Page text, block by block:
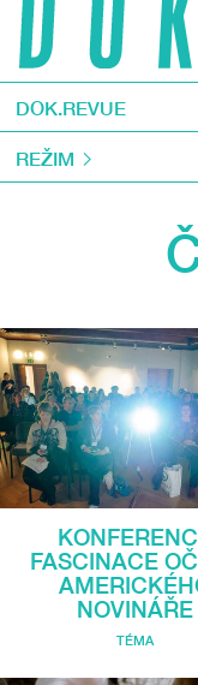
DOK.REVUE
REŽIM
FASCINACE
NOVINÁŘE
TÉMA